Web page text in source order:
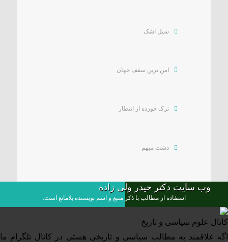
سیل اشک
امن ترین سقف جهان
ترک خورده از انتظار
دشت مبهم
وب سایت دکتر حیدر ولی زاده
استفاده از مطالب با ذکر منبع و اسم نویسنده بلامانع است.
کانال علوم‌ سیاسی و تاریخ
اگه علاقمند به مطالب سیاسی و تاریخی هستی در کانال تلگرام ما